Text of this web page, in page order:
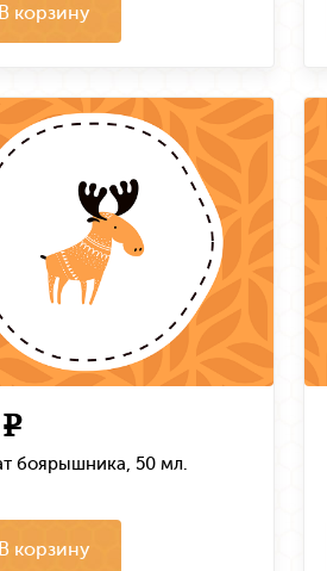
В корзину
e
боярышника, 50 мл.
В корзину